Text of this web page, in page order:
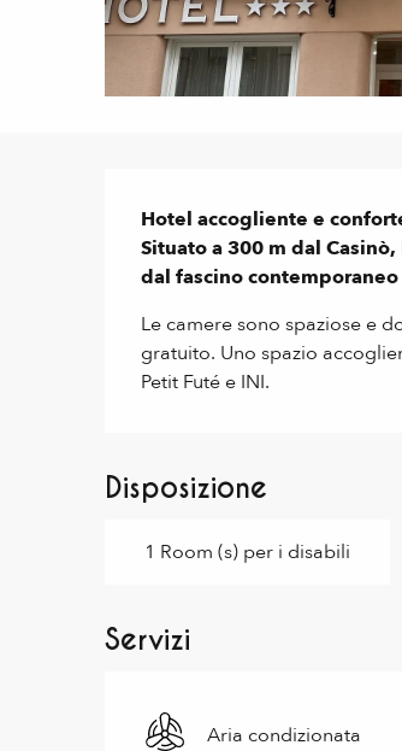
Descrizione
Hotel accogliente e
Situato a 300 m dal
dal fascino
Le camere sono spaziose e
gratuito. Uno spazio
Petit Futé e INI.
Disposizione
1 Room (s) per i disabili
Servizi
Aria condizionata